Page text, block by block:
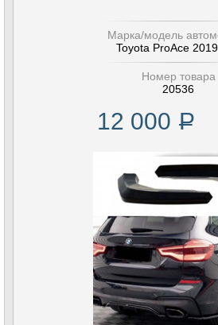
Марка/модель
Toyota ProAce
Номер товара
20536
12 000 Р